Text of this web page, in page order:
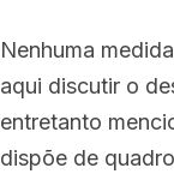
Nenhuma
aqui discutir o
entretanto
dispõe de